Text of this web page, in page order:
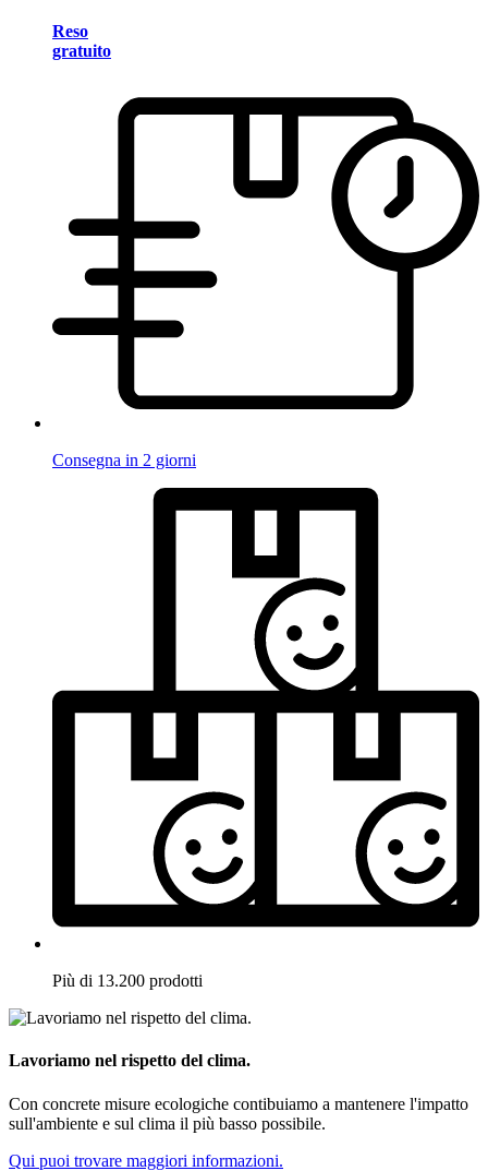
Reso
gratuito
Consegna in 2 giorni
Più di 13.200 prodotti
Lavoriamo nel rispetto del clima.
Con concrete misure ecologiche contibuiamo a mantenere l'impatto
sull'ambiente e sul clima il più basso possibile.
Qui puoi trovare maggiori informazioni.